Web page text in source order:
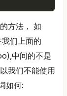
方法， 如
们上面的
中间的不是
我们不能使用
如何: